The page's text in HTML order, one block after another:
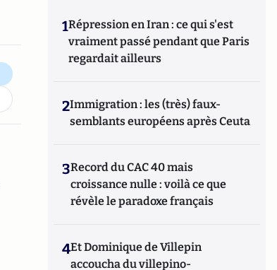
1Répression en Iran : ce qui s'est
vraiment passé pendant que Paris
regardait ailleurs
2Immigration : les (très) faux-
semblants européens après Ceuta
3Record du CAC 40 mais
croissance nulle : voilà ce que
révèle le paradoxe français
4Et Dominique de Villepin
accoucha du villepino-